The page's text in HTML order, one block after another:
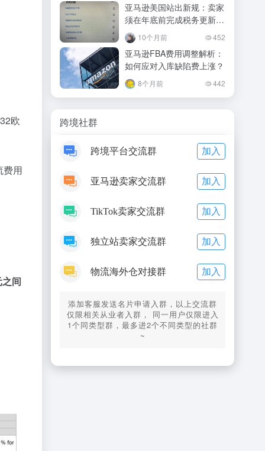
欧
费用
间
亚马逊美国站出新规：卖家
须在年底前完成税务更新，
否则将受限
10个月前 452
亚马逊FBA费用调整解析：
如何应对入库缺陷费上涨？
8个月前 442
跨境社群
跨境平台交流群 加入
亚马逊卖家交流群 加入
TikTok卖家交流群 加入
独立站卖家交流群 加入
物流海外仓对接群 加入
添加客服发送名片申请入群，以上交流群
仅限相关从业者入群， 同一用户仅限进入
1个同类型群，最多进2个不同类型的社群
~